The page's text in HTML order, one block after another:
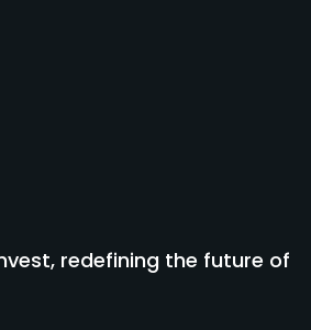
redefining the future of